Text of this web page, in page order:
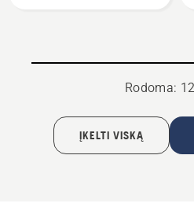
kotas-
akumuliatoriumi
Rodoma:
ĮKELTI VISKĄ